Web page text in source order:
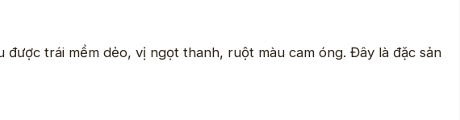
trái mềm dẻo, vị ngọt thanh, ruột màu cam óng. Đây là đặc sản